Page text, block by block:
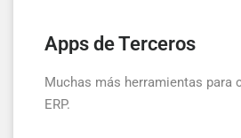
Apps de Terceros
Muchas más herramientas para
ERP.